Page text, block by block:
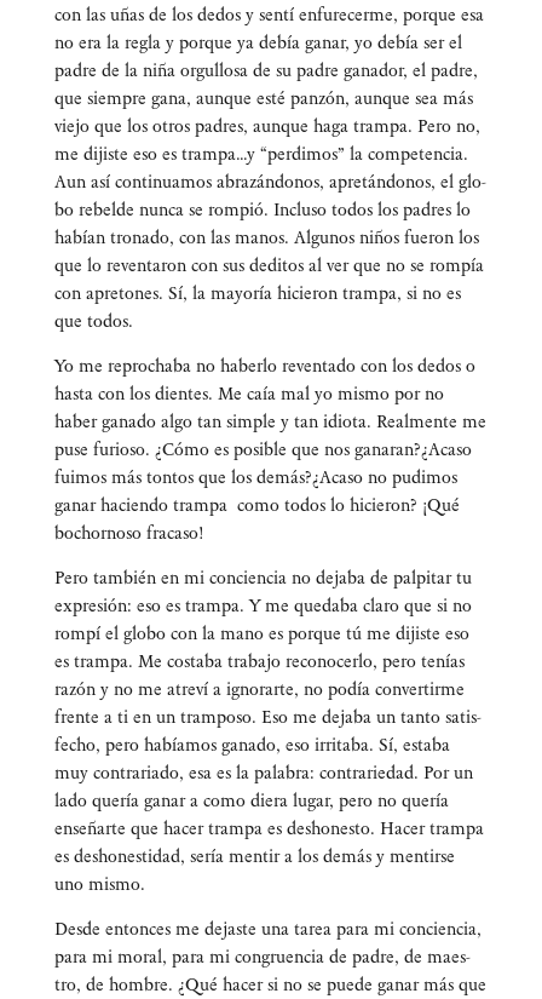
con las uñas de los dedos y sen­tí enfu­re­cer­me, por­que esa
no era la regla y por­que ya debía ganar, yo debía ser el
padre de la niña orgu­llo­sa de su padre gana­dor, el padre,
que siem­pre gana, aun­que esté pan­zón, aun­que sea más
vie­jo que los otros padres, aun­que haga tram­pa. Pero no,
me dijis­te eso es trampa…y “per­di­mos” la com­pe­ten­cia.
Aun así con­ti­nua­mos abra­zán­do­nos, apre­tán­do­nos, el glo­
bo rebel­de nun­ca se rom­pió. Inclu­so todos los padres lo
habían tro­na­do, con las manos. Algu­nos niños fue­ron los
que lo reven­ta­ron con sus dedi­tos al ver que no se rom­pía
con apre­to­nes. Sí, la mayo­ría hicie­ron tram­pa, si no es
que todos.
Yo me repro­cha­ba no haber­lo reven­ta­do con los dedos o
has­ta con los dien­tes. Me caía mal yo mis­mo por no
haber gana­do algo tan sim­ple y tan idio­ta. Real­men­te me
puse furio­so. ¿Cómo es posi­ble que nos ganaran?¿Acaso
fui­mos más ton­tos que los demás?¿Acaso no pudi­mos
ganar hacien­do tram­pa como todos lo hicie­ron? ¡Qué
bochor­no­so fracaso!
Pero tam­bién en mi con­cien­cia no deja­ba de pal­pi­tar tu
expre­sión: eso es tram­pa. Y me que­da­ba cla­ro que si no
rom­pí el glo­bo con la mano es por­que tú me dijis­te eso
es tram­pa. Me cos­ta­ba tra­ba­jo reco­no­cer­lo, pero tenías
razón y no me atre­ví a igno­rar­te, no podía con­ver­tir­me
fren­te a ti en un tram­po­so. Eso me deja­ba un tan­to satis­
fe­cho, pero había­mos gana­do, eso irri­ta­ba. Sí, esta­ba
muy con­tra­ria­do, esa es la pala­bra: con­tra­rie­dad. Por un
lado que­ría ganar a como die­ra lugar, pero no que­ría
ense­ñar­te que hacer tram­pa es des­ho­nes­to. Hacer tram­pa
es des­ho­nes­ti­dad, sería men­tir a los demás y men­tir­se
uno mismo.
Des­de enton­ces me dejas­te una tarea para mi con­cien­cia,
para mi moral, para mi con­gruen­cia de padre, de maes­
tro, de hom­bre. ¿Qué hacer si no se pue­de ganar más que